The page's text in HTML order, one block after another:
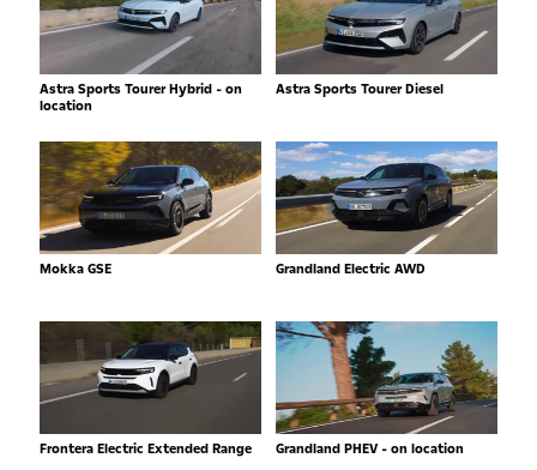
Astra Sports Tourer Hybrid - on
location
Astra Sports Tourer Diesel
Mokka GSE Grandland Electric AWD
Frontera Electric Extended Range Grandland PHEV - on location